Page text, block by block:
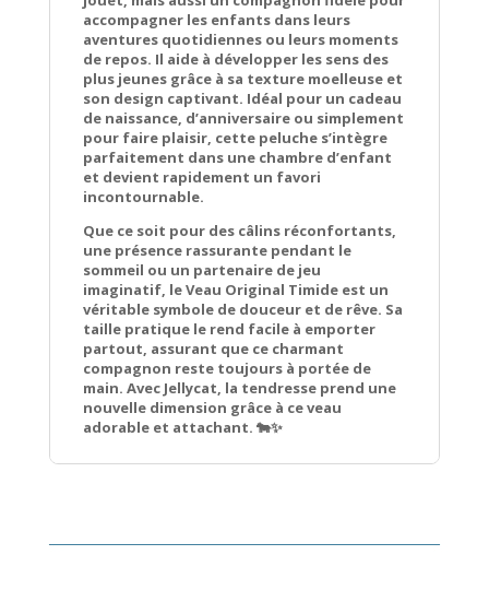
accompagner les enfants dans leurs
aventures quotidiennes ou leurs moments
de repos. Il aide à développer les sens des
plus jeunes grâce à sa texture moelleuse et
son design captivant. Idéal pour un cadeau
de naissance, d’anniversaire ou simplement
pour faire plaisir, cette peluche s’intègre
parfaitement dans une chambre d’enfant
et devient rapidement un favori
incontournable.
Que ce soit pour des câlins réconfortants,
une présence rassurante pendant le
sommeil ou un partenaire de jeu
imaginatif, le Veau Original Timide est un
véritable symbole de douceur et de rêve. Sa
taille pratique le rend facile à emporter
partout, assurant que ce charmant
compagnon reste toujours à portée de
main. Avec Jellycat, la tendresse prend une
nouvelle dimension grâce à ce veau
adorable et attachant. 🐄✨